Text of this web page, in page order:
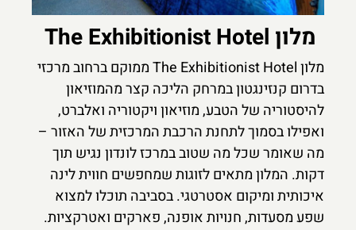
מלון The Exhibitionist Hotel
מלון The Exhibitionist Hotel ממוקם ברחוב מרכזי
בדרום קנזינגטון במרחק הליכה קצר מהמוזיאון
להיסטוריה של הטבע, מוזיאון ויקטוריה ואלברט,
ואפילו בסמוך לתחנת הרכבת המרכזית של האזור –
מה שאומר שכל מה שטוב במרכז לונדון נגיש תוך
דקות. המלון מתאים לזוגות שמחפשים חווית לינה
איכותית ומיקום אסטרטגי. בסביבה תוכלו למצוא
שפע מסעדות, חנויות אופנה, פארקים ואטרקציות.